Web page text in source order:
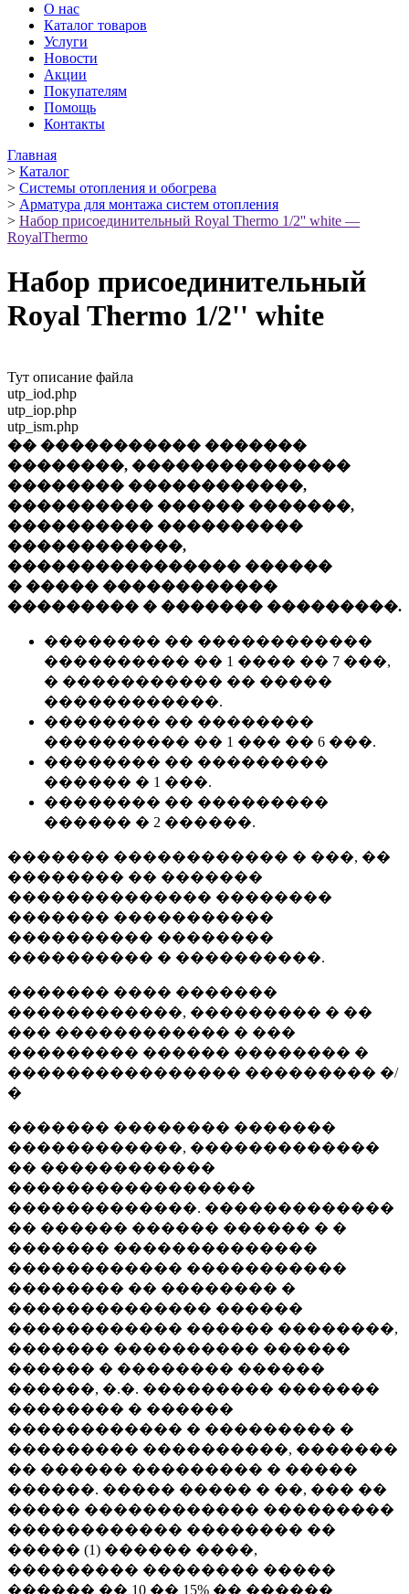
О нас
Каталог товаров
Услуги
Новости
Акции
Покупателям
Помощь
Контакты
Главная
> Каталог
> Системы отопления и обогрева
> Арматура для монтажа систем отопления
> Набор присоединительный Royal Thermo 1/2'' white —
RoyalThermo
Набор присоединительный
Royal Thermo 1/2'' white
Тут описание файла
utp_iod.php
utp_iop.php
utp_ism.php
�� ����������� �������
��������, ���������������
�������� ������������,
���������� ������ �������,
���������� ����������
������������,
���������������� ������
� ����� ������������
��������� � ������� ���������.
�������� �� ������������
���������� �� 1 ���� �� 7 ���,
� ����������� �� �����
������������.
�������� �� ��������
���������� �� 1 ��� �� 6 ���.
�������� �� ���������
������ � 1 ���.
�������� �� ���������
������ � 2 ������.
������� ������������ � ���, ��
�������� �� �������
�������������� ��������
������� �����������
���������� ��������
���������� � ����������.
������� ���� �������
������������, ��������� � ��
��� ������������ � ���
��������� ������ �������� �
���������������� ��������� �/
�
������� �������� �������
������������, �������������
�� ������������
�����������������
�������������. �������������
�� ������ ������ ������ � �
������� ��������������
������������ �����������
�������� �� �������� �
�������������� ������
������������ ������ ��������,
������� ���������� ������
������ � �������� ������
������, �.�. ��������� �������
�������� � ������
������������ � ��������� �
��������� ����������, �������
�� ������ ��������� � �����
������. ����� ����� � ��, ��� ��
����� ������������ ���������
������������ �������� ��
����� (1) ������ ����,
��������� �������� �����
������ �� 10 �� 15% �� ������